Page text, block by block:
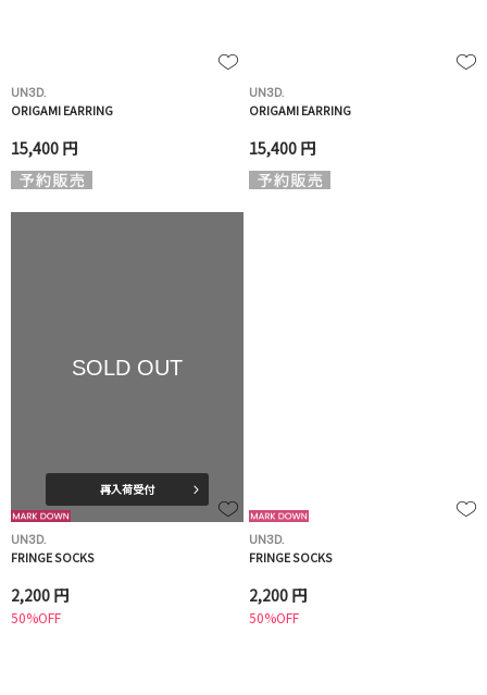
UN3D.
ORIGAMI EARRING
15,400 円
UN3D.
ORIGAMI EARRING
15,400 円
SOLD OUT
再入荷受付
UN3D.
FRINGE SOCKS
2,200 円
50%OFF
UN3D.
FRINGE SOCKS
2,200 円
50%OFF